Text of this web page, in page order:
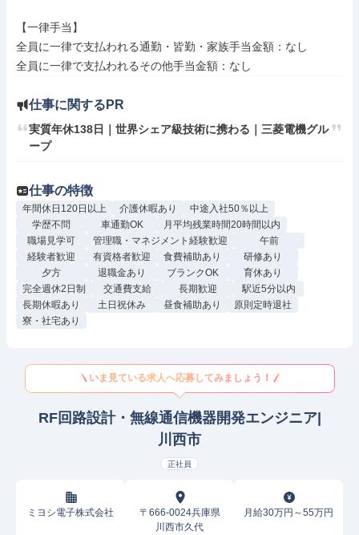
【一律手当】
全員に一律で支払われる通勤・皆勤・家族手当金額：なし
仕事に関するPR
実質年休138日｜世界シェア級技術に携わる｜三菱電機グル
ープ
仕事の特徴
年間休日120日以上 介護休暇あり
中途入社50％以上
学歴不問
車通勤OK
月平均残業時間20時間以内
職場見学可
管理職・マネジメント経験歓迎
午前
経験者歓迎
有資格者歓迎 食費補助あり
研修あり
夕方
退職金あり ブランクOK
育休あり
完全週休2日制
交通費支給 長期歓迎
駅近5分以内
長期休暇あり
土日祝休み 昼食補助あり
原則定時退社
寮・社宅あり
いま見ている求人へ応募してみましょう！
RF回路設計・無線通信機器開発エンジニア|
川西市
正社員
ミヨシ電子株式会社
〒666-0024兵庫県
川西市久代
月給30万円～55万円